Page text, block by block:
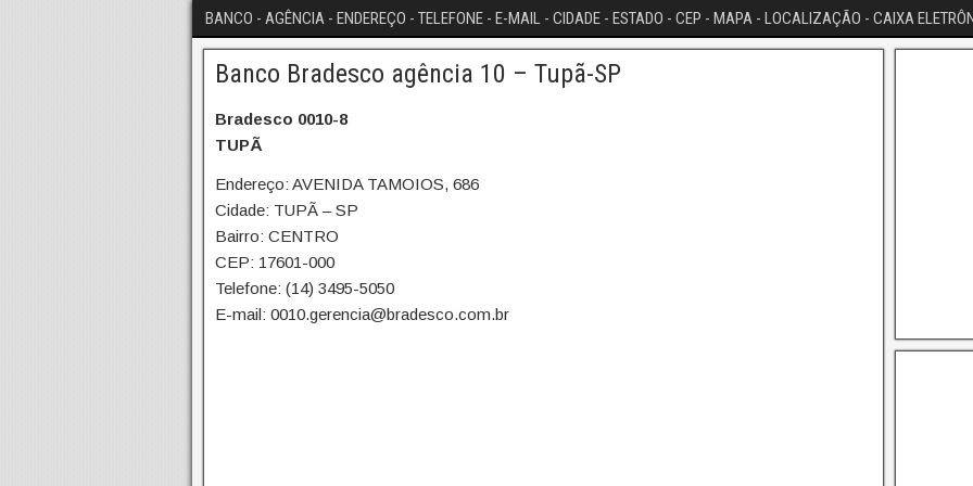
BANCO - AGÊNCIA - ENDEREÇO - TELEFONE - E-MAIL - CIDADE - ESTADO - CEP - MAPA - LOCALIZAÇÃO - CAIXA
Banco Bradesco agência 10 – Tupã-SP
Bradesco 0010-8
TUPÃ
Endereço: AVENIDA TAMOIOS, 686
Cidade: TUPÃ – SP
Bairro: CENTRO
CEP: 17601-000
Telefone: (14) 3495-5050
E-mail: 0010.gerencia@bradesco.com.br